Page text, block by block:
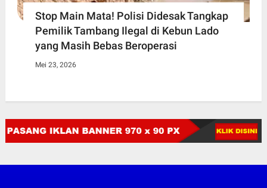
Stop Main Mata! Polisi Didesak Tangkap
Pemilik Tambang Ilegal di Kebun Lado
yang Masih Bebas Beroperasi
Mei 23, 2026